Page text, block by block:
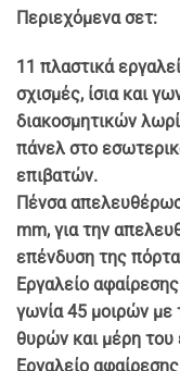
Περιεχόμενα σετ:
11 πλαστικά
σχισμές, ίσια και
διακοσμητικών
πάνελ στο
επιβατών.
Πένσα
mm, για την
επένδυση της
Εργαλείο
γωνία 45 μοιρών με
θυρών και μέρη του
Εργαλείο